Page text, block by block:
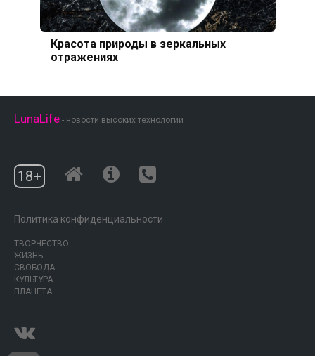
Красота природы в зеркальных
отражениях
LunaLife - новости высоких технологий
18+
Политика конфиденциальности
ТВОРЧЕСТВО
ЖИЗНЬ
СВОБОДА
КУЛЬТУРА
ПЛАНЕТА